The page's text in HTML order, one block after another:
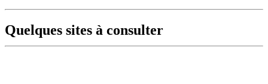
Quelques sites à consulter